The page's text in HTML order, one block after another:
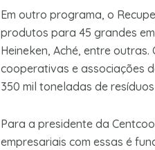
Em outro programa, o
produtos para 45 grandes
Heineken, Aché, entre
cooperativas e associações
350 mil toneladas de
Para a presidente da
empresariais com essas é